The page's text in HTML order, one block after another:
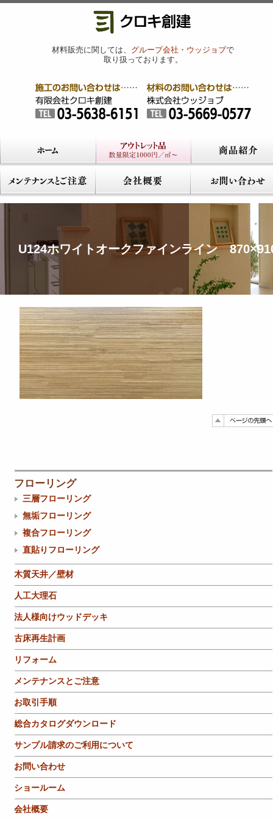
材料販売に関しては、 グループ会社・ウッジョブで
取り扱っております。
U124ホワイトオークファインライン
フローリング
三層フローリング
無垢フローリング
複合フローリング
直貼りフローリング
木質天井／壁材
人工大理石
法人様向けウッドデッキ
古床再生計画
リフォーム
メンテナンスとご注意
お取引手順
総合カタログダウンロード
サンプル請求のご利用について
お問い合わせ
ショールーム
会社概要